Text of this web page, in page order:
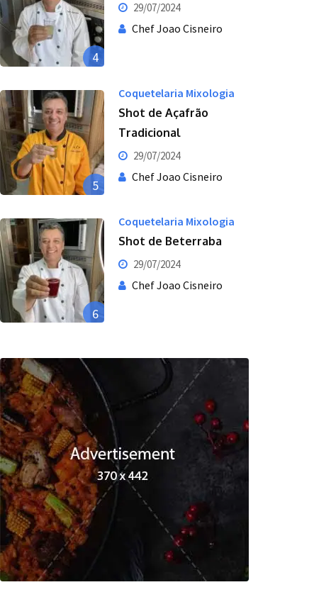
4
29/07/2024
Chef Joao Cisneiro
5
Coquetelaria Mixologia
Shot de Açafrão
Tradicional
29/07/2024
Chef Joao Cisneiro
6
Coquetelaria Mixologia
Shot de Beterraba
29/07/2024
Chef Joao Cisneiro